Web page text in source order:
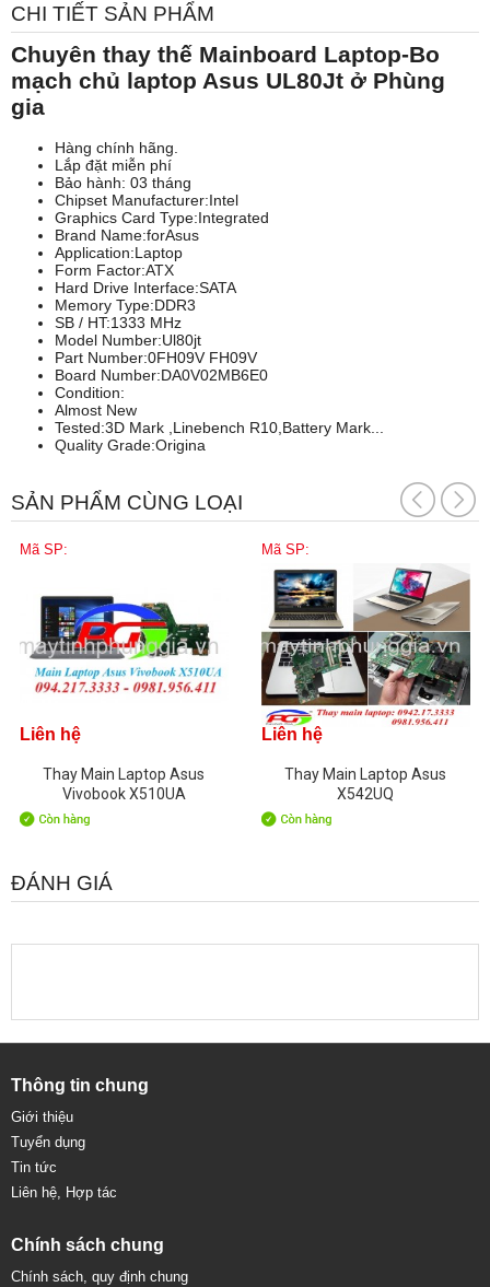
CHI TIẾT SẢN PHẨM
Chuyên thay thế Mainboard Laptop-Bo
mạch chủ laptop Asus UL80Jt ở Phùng
gia
Hàng chính hãng.
Lắp đặt miễn phí
Bảo hành: 03 tháng
Chipset Manufacturer:Intel
Graphics Card Type:Integrated
Brand Name:forAsus
Application:Laptop
Form Factor:ATX
Hard Drive Interface:SATA
Memory Type:DDR3
SB / HT:1333 MHz
Model Number:Ul80jt
Part Number:0FH09V FH09V
Board Number:DA0V02MB6E0
Condition:
Almost New
Tested:3D Mark ,Linebench R10,Battery Mark...
Quality Grade:Origina
SẢN PHẨM CÙNG LOẠI
Mã SP:
Liên hệ
Thay Main Laptop Asus
Vivobook X510UA
Mã SP:
Liên hệ
Thay Main Laptop Asus
X542UQ
ĐÁNH GIÁ
Thông tin chung
Giới thiệu
Tuyển dụng
Tin tức
Liên hệ, Hợp tác
Chính sách chung
Chính sách, quy định chung